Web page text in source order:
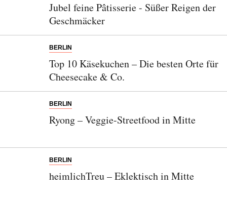
Jubel feine Pâtisserie - Süßer Reigen der
Geschmäcker
BERLIN
Top 10 Käsekuchen – Die besten Orte für
Cheesecake & Co.
BERLIN
Ryong – Veggie-Streetfood in Mitte
BERLIN
heimlichTreu – Eklektisch in Mitte